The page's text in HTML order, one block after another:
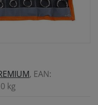
, EAN:
kg